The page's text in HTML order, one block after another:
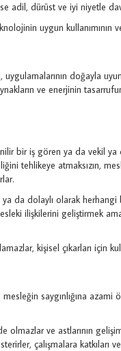
adil, dürüst ve iyi niyetle
uygun kullanımının
doğayla
ve enerjinin
bir iş gören ya da vekil ya
tehlikeye atmaksızın,
da dolaylı olarak herhangi
ilişkilerini geliştirmek
kişisel çıkarları için
saygınlığına azami
olmazlar ve astlarının
çalışmalara katkıları